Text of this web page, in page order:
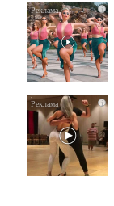
i
i